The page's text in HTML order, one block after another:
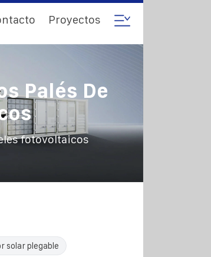
Proyectos
Palés De
fotovoltaicos
solar plegable